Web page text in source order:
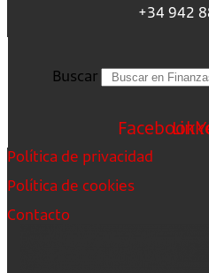
+34 942
Buscar
Facebook
Política de privacidad
Política de cookies
Contacto